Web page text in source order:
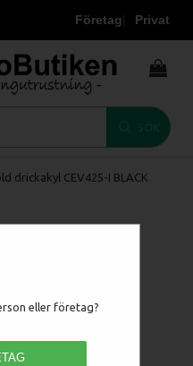
Företag Privat
eller företag?
drickakyl CEV425-I BLACK